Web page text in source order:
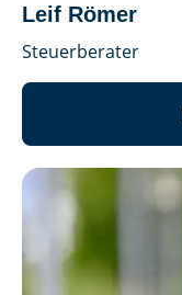
Leif Römer
Steuerberater